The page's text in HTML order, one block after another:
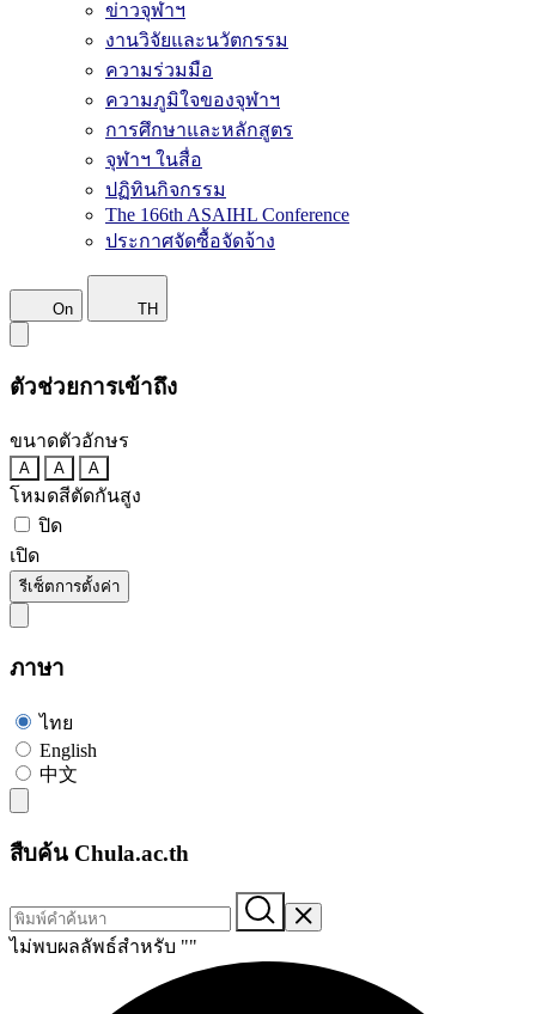
ข่าวจุฬาฯ
งานวิจัยและนวัตกรรม
ความร่วมมือ
ความภูมิใจของจุฬาฯ
การศึกษาและหลักสูตร
จุฬาฯ ในสื่อ
ปฏิทินกิจกรรม
The 166th ASAIHL Conference
ประกาศจัดซื้อจัดจ้าง
On TH
ตัวช่วยการเข้าถึง
ขนาดตัวอักษร
A A A
โหมดสีตัดกันสูง
ปิด
เปิด
รีเซ็ตการตั้งค่า
ภาษา
ไทย
English
中文
สืบค้น Chula.ac.th
ไม่พบผลลัพธ์สำหรับ ""